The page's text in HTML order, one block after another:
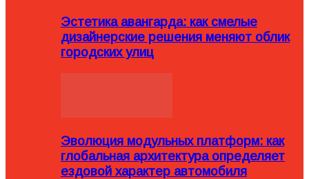
Эстетика авангарда: как смелые
дизайнерские решения меняют облик
городских улиц
Эволюция модульных платформ: как
глобальная архитектура определяет
ездовой характер автомобиля